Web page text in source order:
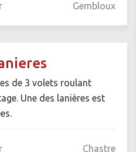
Gembloux
de 3 volets roulant
Une des lanières est
Chastre